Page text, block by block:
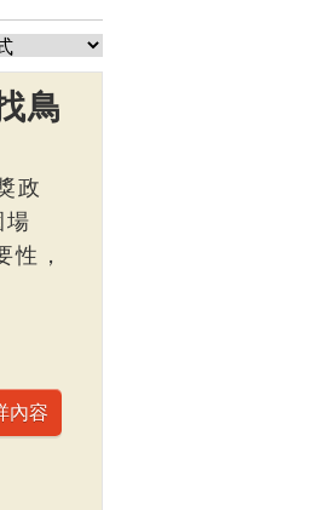
鳥
政
場
，